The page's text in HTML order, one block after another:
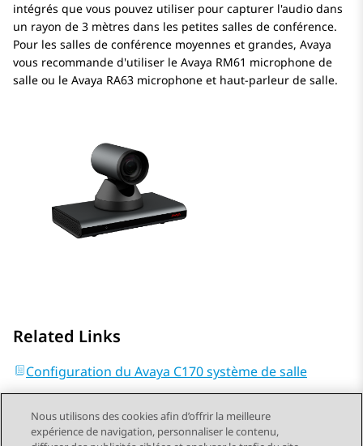
intégrés que vous pouvez utiliser pour capturer l'audio dans
un rayon de 3 mètres dans les petites salles de conférence.
Pour les salles de conférence moyennes et grandes, Avaya
vous recommande d'utiliser le Avaya RM61 microphone de
salle ou le Avaya RA63 microphone et haut-parleur de salle.
Related Links
Configuration du Avaya C170 système de salle
Nous utilisons des cookies afin d’offrir la meilleure
expérience de navigation, personnaliser le contenu,